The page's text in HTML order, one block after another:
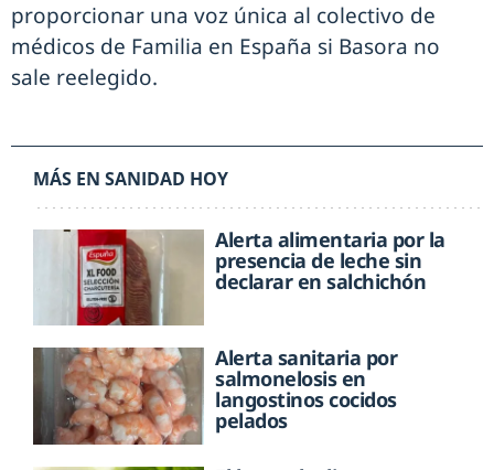
proporcionar una voz única al colectivo de
médicos de Familia en España si Basora no
sale reelegido.
MÁS EN SANIDAD HOY
Alerta alimentaria por la
presencia de leche sin
declarar en salchichón
Alerta sanitaria por
salmonelosis en
langostinos cocidos
pelados